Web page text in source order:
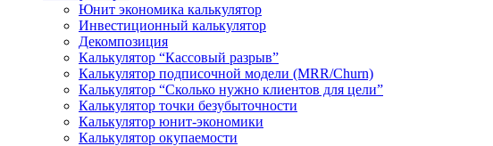
Юнит экономика калькулятор
Инвестиционный калькулятор
Декомпозиция
Калькулятор “Кассовый разрыв”
Калькулятор подписочной модели (MRR/Churn)
Калькулятор “Сколько нужно клиентов для цели”
Калькулятор точки безубыточности
Калькулятор юнит-экономики
Калькулятор окупаемости